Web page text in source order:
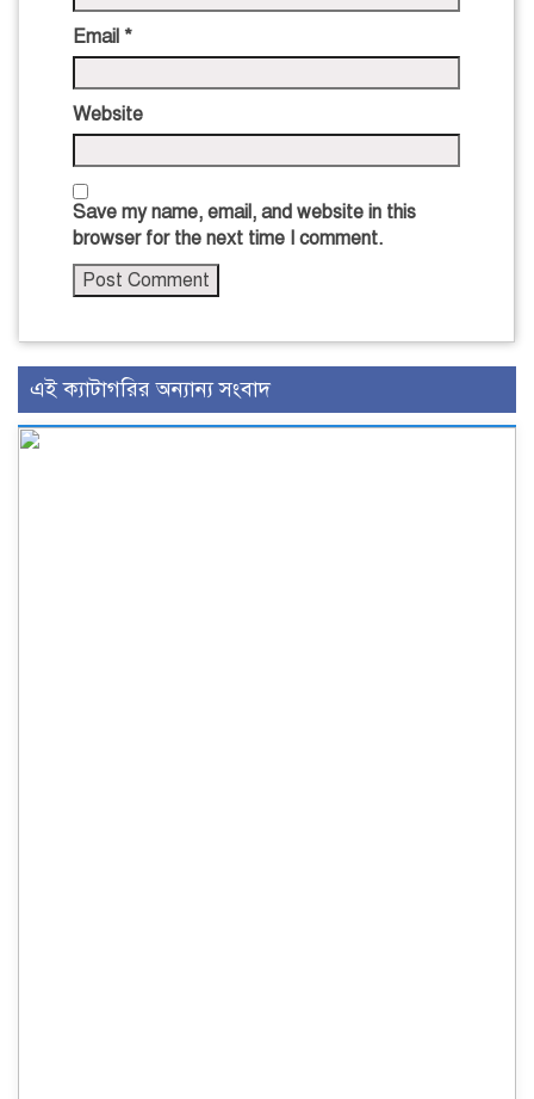
Email *
Website
Save my name, email, and website in this
browser for the next time I comment.
এই ক্যাটাগরির অন্যান্য সংবাদ